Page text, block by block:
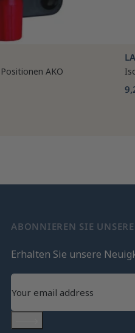
AKO
ABONNIEREN SIE
Erhalten Sie unsere